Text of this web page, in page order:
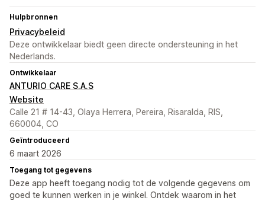
Hulpbronnen
Privacybeleid
Deze ontwikkelaar biedt geen directe ondersteuning in het
Nederlands.
Ontwikkelaar
ANTURIO CARE S.A.S
Website
Calle 21 # 14-43, Olaya Herrera, Pereira, Risaralda, RIS,
660004, CO
Geïntroduceerd
6 maart 2026
Toegang tot gegevens
Deze app heeft toegang nodig tot de volgende gegevens om
goed te kunnen werken in je winkel. Ontdek waarom in het